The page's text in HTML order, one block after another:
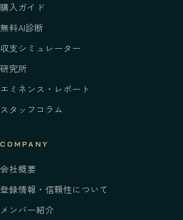
購入ガイド
無料AI診断
収支シミュレーター
研究所
エミネンス・レポート
スタッフコラム
COMPANY
会社概要
登録情報・信頼性について
メンバー紹介